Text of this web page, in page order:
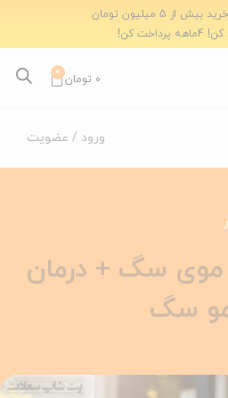
از 5 میلیون تومان
کن!
0 تومان
0
ورود / عضویت
موی سگ + درمان
سگ